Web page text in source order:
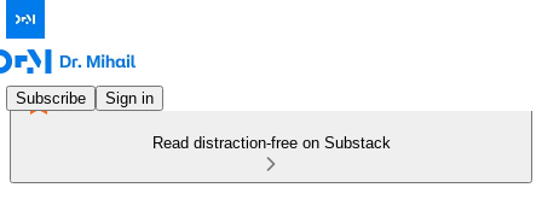
Subscribe Sign in
Read distraction-free on Substack